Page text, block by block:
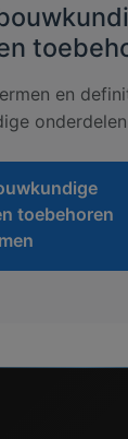
en
toebehoren